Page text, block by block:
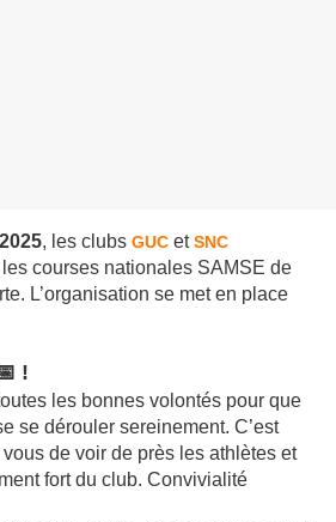
, les clubs GUC etSNC
courses nationales SAMSE de
L’organisation se met en place
!
les bonnes volontés pour que
se dérouler sereinement. C’est
de voir de près les athlètes et
fort du club. Convivialité